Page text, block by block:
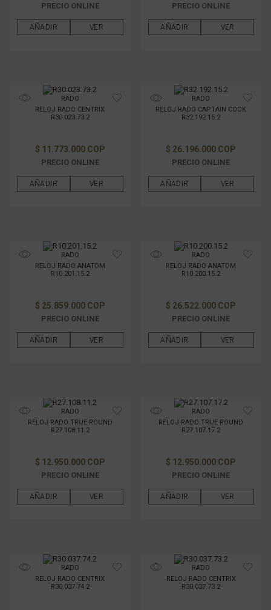
PRECIO ONLINE
AÑADIR VER
PRECIO ONLINE
AÑADIR VER
RADO
RELOJ RADO CENTRIX
R30.023.73.2
$ 11.773.000 COP
PRECIO ONLINE
AÑADIR VER
RADO
RELOJ RADO CAPTAIN COOK
R32.192.15.2
$ 26.196.000 COP
PRECIO ONLINE
AÑADIR VER
RADO
RELOJ RADO ANATOM
R10.201.15.2
$ 25.859.000 COP
PRECIO ONLINE
AÑADIR VER
RADO
RELOJ RADO ANATOM
R10.200.15.2
$ 26.522.000 COP
PRECIO ONLINE
AÑADIR VER
RADO
RELOJ RADO TRUE ROUND
R27.108.11.2
$ 12.950.000 COP
PRECIO ONLINE
AÑADIR VER
RADO
RELOJ RADO TRUE ROUND
R27.107.17.2
$ 12.950.000 COP
PRECIO ONLINE
AÑADIR VER
RADO
RELOJ RADO CENTRIX
R30.037.74.2
RADO
RELOJ RADO CENTRIX
R30.037.73.2